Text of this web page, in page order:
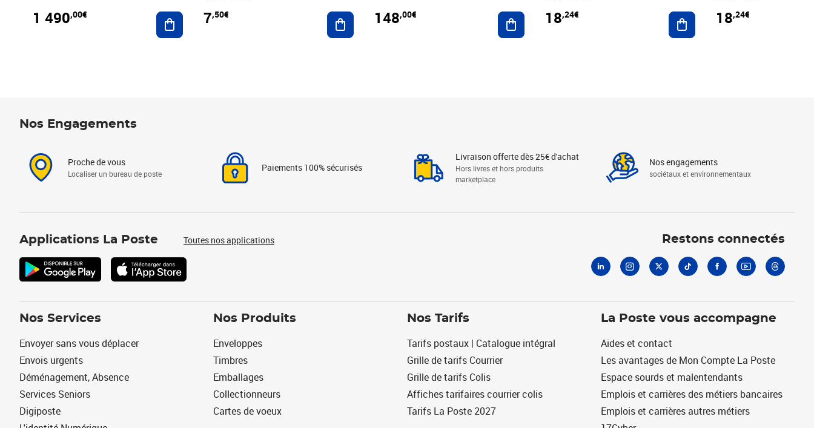
1 490,00€ Ajouter au panier
7,50€ Ajouter au panier
148,00€ Ajouter au panier
18,24€ Ajouter au panier
18,24€
Nos Engagements
Proche de vous
Localiser un bureau de poste
Paiements 100% sécurisés
Livraison offerte dès 25€ d'achat
Hors livres et hors produits
marketplace
Nos engagements
sociétaux et environnementaux
Applications La Poste Toutes nos applications Restons connectés
Nos Services
Envoyer sans vous déplacer
Envois urgents
Déménagement, Absence
Services Seniors
Digiposte
Nos Produits
Enveloppes
Timbres
Emballages
Collectionneurs
Cartes de voeux
Nos Tarifs
Tarifs postaux | Catalogue intégral
Grille de tarifs Courrier
Grille de tarifs Colis
Affiches tarifaires courrier colis
Tarifs La Poste 2027
La Poste vous accompagne
Aides et contact
Les avantages de Mon Compte La Poste
Espace sourds et malentendants
Emplois et carrières des métiers bancaires
Emplois et carrières autres métiers